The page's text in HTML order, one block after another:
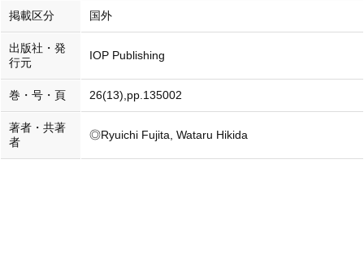
掲載区分 国外
出版社・発
行元
IOP Publishing
巻・号・頁 26(13),pp.135002
著者・共著
者
◎Ryuichi Fujita, Wataru Hikida